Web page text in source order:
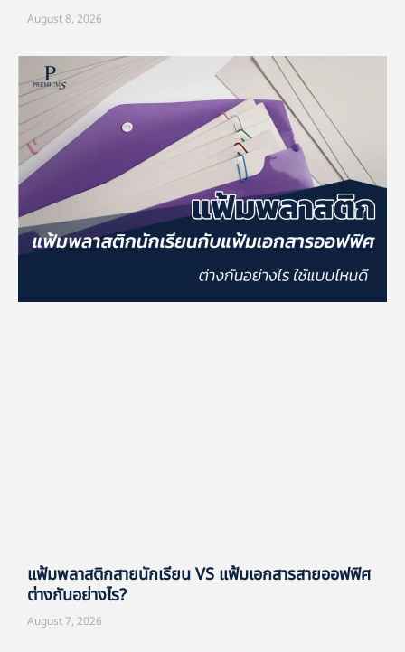
August 8, 2026
แฟ้มพลาสติกสายนักเรียน VS แฟ้มเอกสารสายออฟฟิศ
ต่างกันอย่างไร?
August 7, 2026